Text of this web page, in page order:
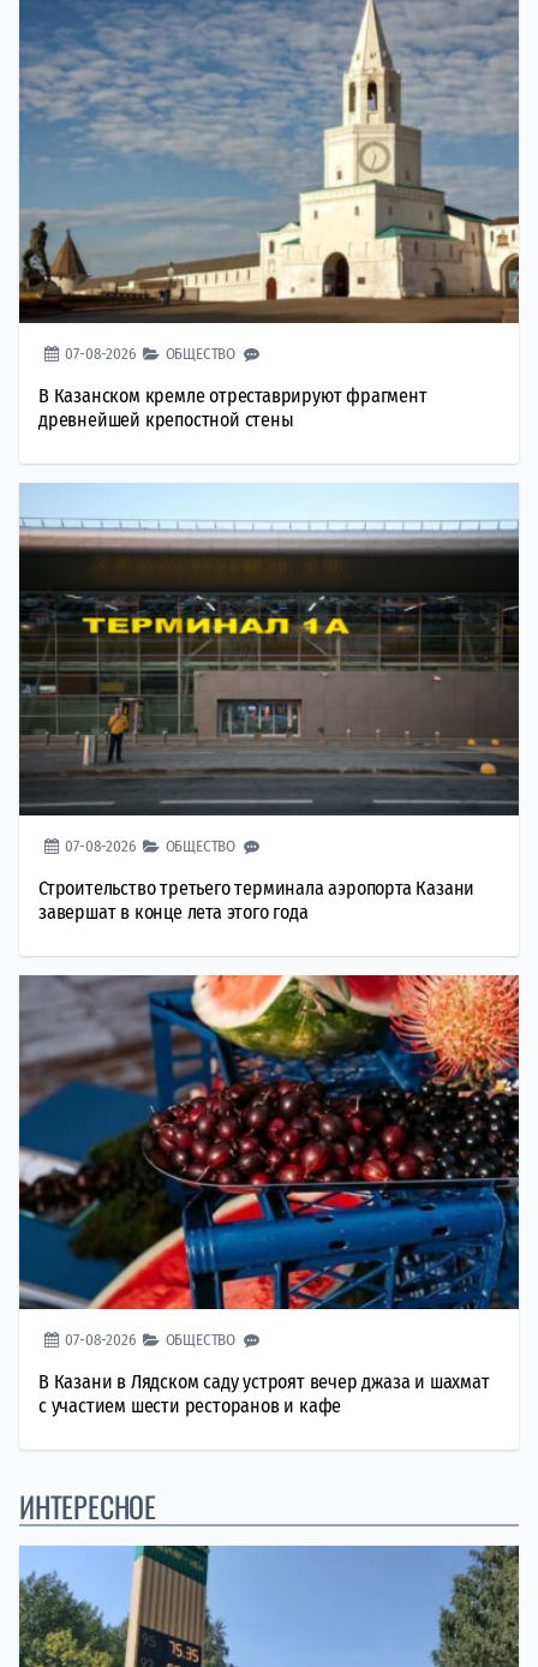
07-08-2026 ОБЩЕСТВО
В Казанском кремле отреставрируют фрагмент
древнейшей крепостной стены
07-08-2026 ОБЩЕСТВО
Строительство третьего терминала аэропорта Казани
завершат в конце лета этого года
07-08-2026 ОБЩЕСТВО
В Казани в Лядском саду устроят вечер джаза и шахмат
с участием шести ресторанов и кафе
ИНТЕРЕСНОЕ